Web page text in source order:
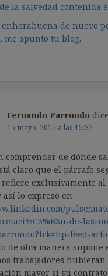
la salvedad contenida
enhorabuena de nuevo
me apunto tu blog.
Fernando Parrondo
15 mayo, 2015 a las 15:32
comprender de dónde
claro que el párrafo
refiere exclusivamente
lo expreso en
pulse/
de-las-
feed-
de otra manera supone
trabajadores
mayor si su